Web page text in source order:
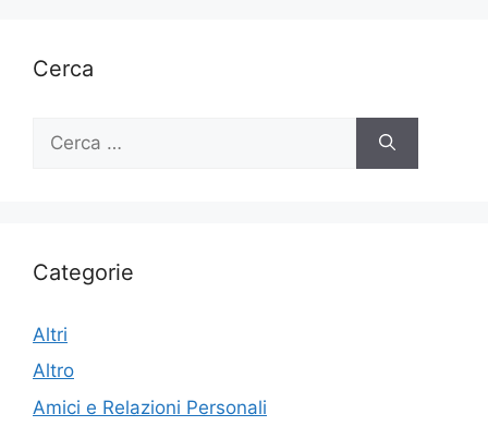
Cerca
per:
Categorie
Altri
Altro
Amici e Relazioni Personali